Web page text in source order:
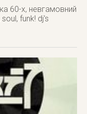
60-х, невгамовний
funk! dj's